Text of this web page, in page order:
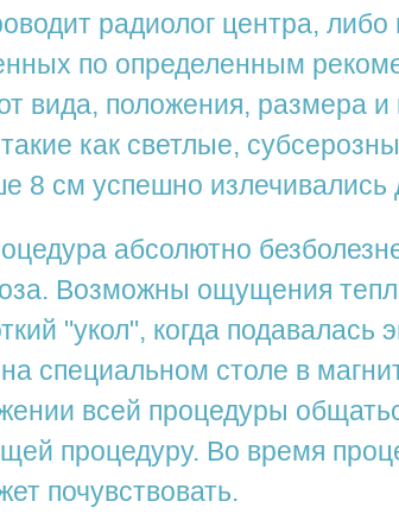
радиолог центра,
по определенным
вида, положения, размера
как светлые,
8 см успешно
абсолютно
Возможны ощущения
"укол", когда
специальном столе в
всей процедуры
процедуру. Во время
почувствовать.